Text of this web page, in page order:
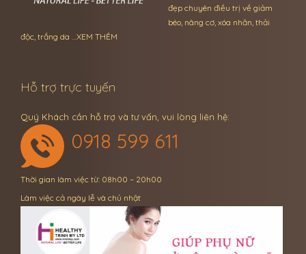
đẹp chuyên điều trị về giảm
béo, nâng cơ, xóa nhăn, thải
độc, trắng da …XEM THÊM
Hỗ trợ trực tuyến
Quý Khách cần hỗ trợ và tư vấn, vui lòng liên hệ:
0918 599 611
Thời gian làm việc từ: 08h00 – 20h00
Làm việc cả ngày lễ và chủ nhật